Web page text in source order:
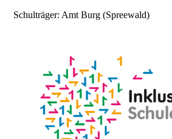
Schulträger: Amt Burg (Spreewald)